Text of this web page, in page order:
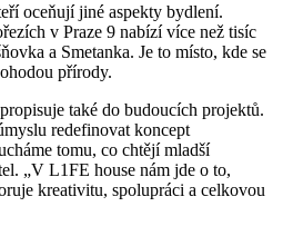
oceňují jiné aspekty bydlení.
v Praze 9 nabízí více než tisíc
a Smetanka. Je to místo, kde se
přírody.
také do budoucích projektů.
redefinovat koncept
tomu, co chtějí mladší
„V L1FE house nám jde o to,
kreativitu, spolupráci a celkovou